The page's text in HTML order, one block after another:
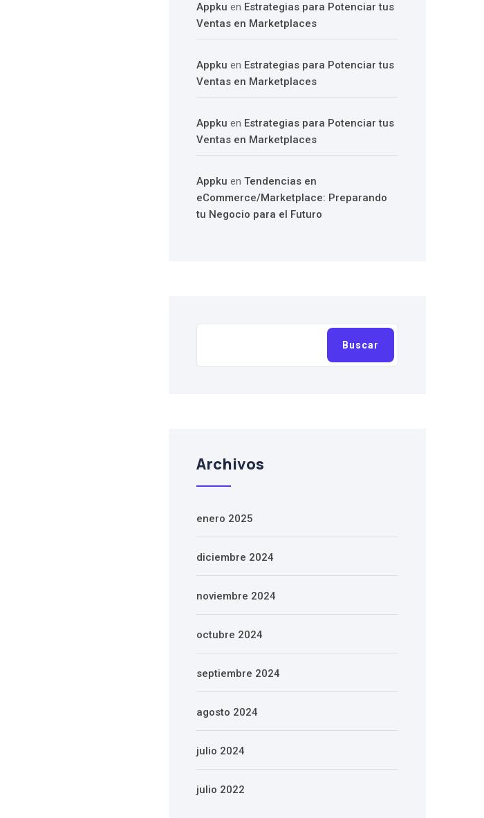
Appku en Estrategias para Potenciar tus
Ventas en Marketplaces
Appku en Estrategias para Potenciar tus
Ventas en Marketplaces
Appku en Estrategias para Potenciar tus
Ventas en Marketplaces
Appku en Tendencias en
eCommerce/Marketplace: Preparando
tu Negocio para el Futuro
Buscar
Archivos
enero 2025
diciembre 2024
noviembre 2024
octubre 2024
septiembre 2024
agosto 2024
julio 2024
julio 2022